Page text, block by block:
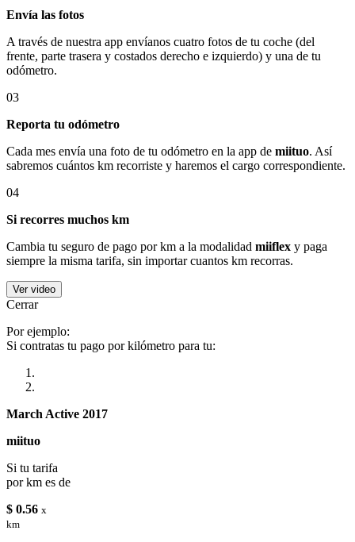
Envía las fotos
A través de nuestra app envíanos cuatro fotos de tu coche (del
frente, parte trasera y costados derecho e izquierdo) y una de tu
odómetro.
03
Reporta tu odómetro
Cada mes envía una foto de tu odómetro en la app de miituo. Así
sabremos cuántos km recorriste y haremos el cargo correspondiente.
04
Si recorres muchos km
Cambia tu seguro de pago por km a la modalidad miiflex y paga
siempre la misma tarifa, sin importar cuantos km recorras.
Ver video
Cerrar
Por ejemplo:
Si contratas tu pago por kilómetro para tu:
March Active 2017
miituo
Si tu tarifa
por km es de
$ 0.56 x
km